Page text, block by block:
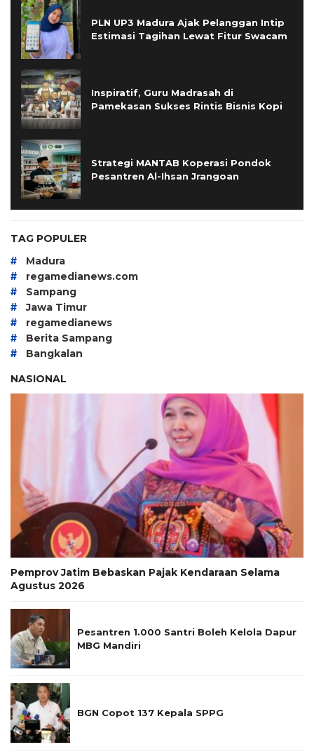
PLN UP3 Madura Ajak Pelanggan Intip
Estimasi Tagihan Lewat Fitur Swacam
Inspiratif, Guru Madrasah di
Pamekasan Sukses Rintis Bisnis Kopi
Strategi MANTAB Koperasi Pondok
Pesantren Al-Ihsan Jrangoan
TAG POPULER
# Madura
# regamedianews.com
# Sampang
# Jawa Timur
# regamedianews
# Berita Sampang
#
Bangkalan
NASIONAL
Pemprov Jatim Bebaskan Pajak Kendaraan Selama
Agustus 2026
Pesantren 1.000 Santri Boleh Kelola Dapur
MBG Mandiri
BGN Copot 137 Kepala SPPG